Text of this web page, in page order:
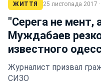
ЖИТТЯ 25 листопада 2017
"Серега не мент,
Муждабаев
известного
Журналист призвал
СИЗО